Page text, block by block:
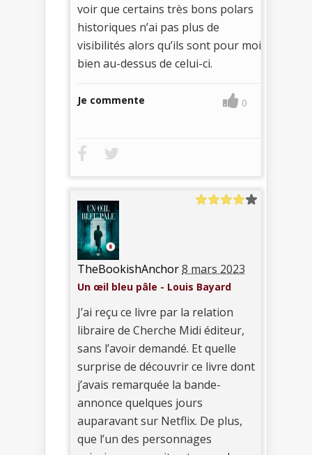
voir que certains très bons polars
historiques n’ai pas plus de
visibilités alors qu’ils sont pour moi
bien au-dessus de celui-ci.
Je commente 0
TheBookishAnchor8 mars 2023
Un œil bleu pâle - Louis Bayard
J’ai reçu ce livre par la relation
libraire de Cherche Midi éditeur,
sans l’avoir demandé. Et quelle
surprise de découvrir ce livre dont
j’avais remarquée la bande-
annonce quelques jours
auparavant sur Netflix. De plus,
que l’un des personnages